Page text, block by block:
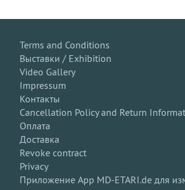
Terms and Conditions
Выставки / Exhibition
Video Gallery
Impressum
Контакты
Cancellation Policy and Return
Оплата
Доставка
Revoke contract
Privacy
Приложение App MD-ETARI.de для